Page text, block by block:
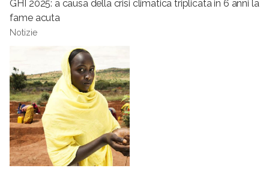
GHI 2025: a causa della crisi climatica triplicata in 6 anni la
fame acuta
Notizie